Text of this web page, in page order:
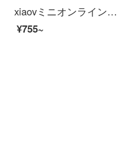
xiaovミニオンライン连动家庭用防犯カメラ心享版
¥755~